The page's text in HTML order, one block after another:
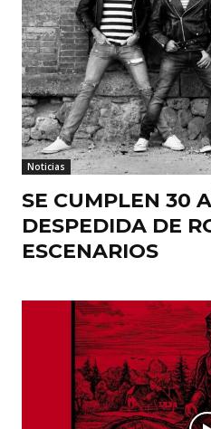
Noticias
SE CUMPLEN 30
DESPEDIDA DE
ESCENARIOS